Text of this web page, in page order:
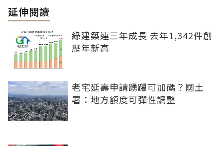
延伸閱讀
綠建築連三年成長 去年1,342件創
歷年新高
老宅延壽申請踴躍可加碼？國土
署：地方額度可彈性調整